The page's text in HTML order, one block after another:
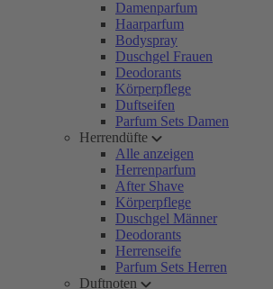
Damenparfum
Haarparfum
Bodyspray
Duschgel Frauen
Deodorants
Körperpflege
Duftseifen
Parfum Sets Damen
Herrendüfte
Alle anzeigen
Herrenparfum
After Shave
Körperpflege
Duschgel Männer
Deodorants
Herrenseife
Parfum Sets Herren
Duftnoten